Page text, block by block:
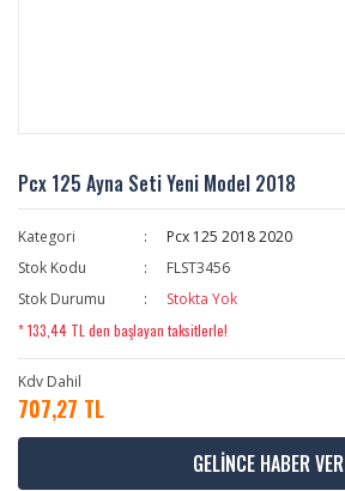
Pcx 125 Ayna Seti Yeni Model 2018
Kategori
Pcx 125 2018 2020
Stok Kodu
FLST3456
Stok Durumu
Stokta Yok
* 133,44 TL den başlayan taksitlerle!
Kdv Dahil
707,27 TL
GELİNCE HABER VER